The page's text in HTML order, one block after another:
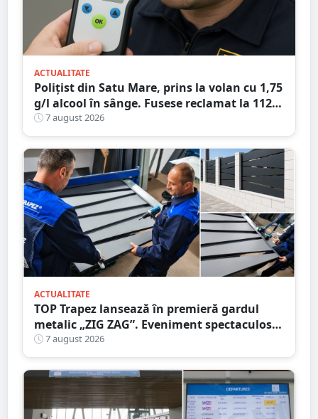
ACTUALITATE
Polițist din Satu Mare, prins la volan cu 1,75
g/l alcool în sânge. Fusese reclamat la 112
că circula pe contrasens
7 august 2026
ACTUALITATE
TOP Trapez lansează în premieră gardul
metalic „ZIG ZAG”. Eveniment spectaculos
în Grădina Romei
7 august 2026